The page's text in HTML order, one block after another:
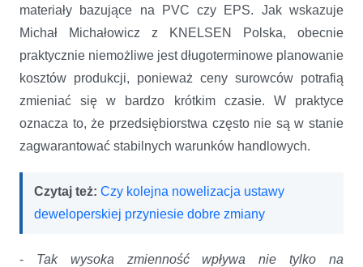
materiały bazujące na PVC czy EPS. Jak wskazuje
Michał Michałowicz z KNELSEN Polska, obecnie
praktycznie niemożliwe jest długoterminowe planowanie
kosztów produkcji, ponieważ ceny surowców potrafią
zmieniać się w bardzo krótkim czasie. W praktyce
oznacza to, że przedsiębiorstwa często nie są w stanie
zagwarantować stabilnych warunków handlowych.
Czytaj też: Czy kolejna nowelizacja ustawy
deweloperskiej przyniesie dobre zmiany
- Tak wysoka zmienność wpływa nie tylko na